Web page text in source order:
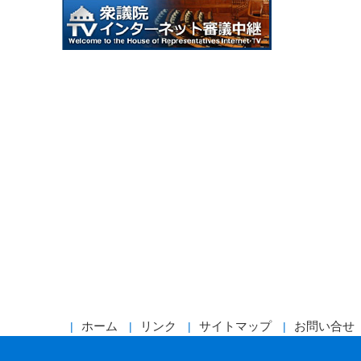
ホーム リンク サイトマップ お問い合せ